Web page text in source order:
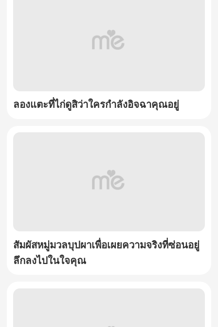
ลองแตะที่ไก่ดูสิว่าใครกำลังอิจฉาคุณอยู่
สัมผัสหมู่มวลบุปผาเพื่อเผยความจริงที่ซ่อนอยู่
ลึกลงไปในใจคุณ